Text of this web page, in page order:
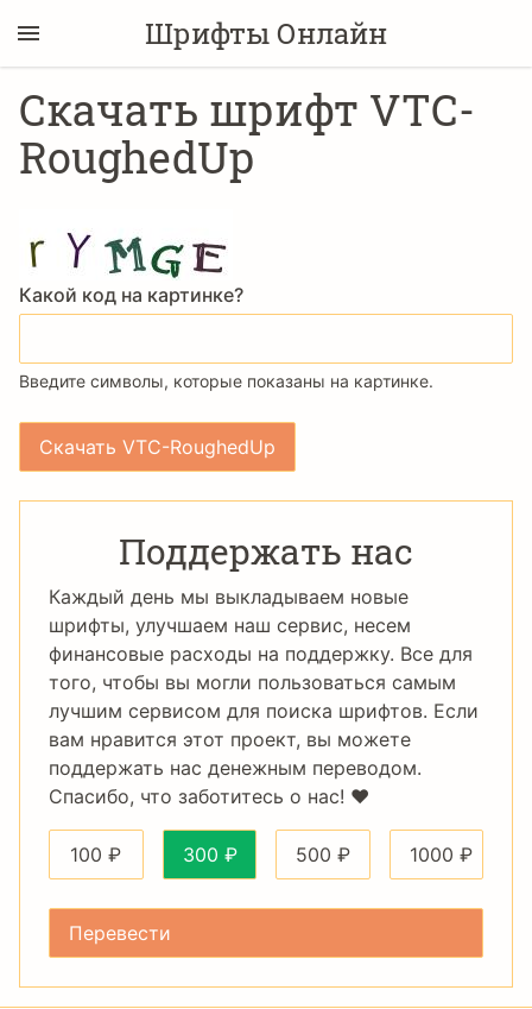
Шрифты Онлайн
Скачать шрифт VTC-
RoughedUp
Какой код на картинке?
Введите символы, которые показаны на картинке.
Поддержать нас
Каждый день мы выкладываем новые
шрифты, улучшаем наш сервис, несем
финансовые расходы на поддержку. Все для
того, чтобы вы могли пользоваться самым
лучшим сервисом для поиска шрифтов. Если
вам нравится этот проект, вы можете
поддержать нас денежным переводом.
Спасибо, что заботитесь о нас! ❤️
100 ₽ 300 ₽ 500 ₽ 1000 ₽